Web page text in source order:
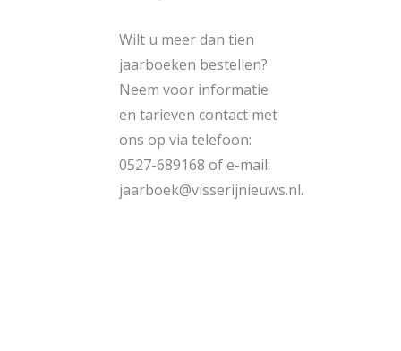
Wilt u meer dan tien
jaarboeken bestellen?
Neem voor informatie
en tarieven contact met
ons op via telefoon:
0527-689168 of e-mail:
jaarboek@visserijnieuws.nl.